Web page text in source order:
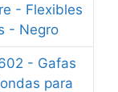
- Flexibles
- Negro
- Gafas
para